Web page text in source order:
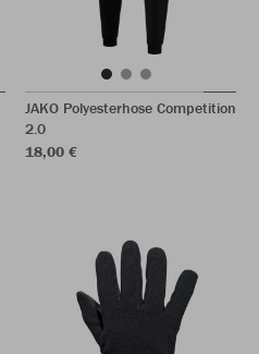
JAKO Polyesterhose Competition
2.0
18,00 €